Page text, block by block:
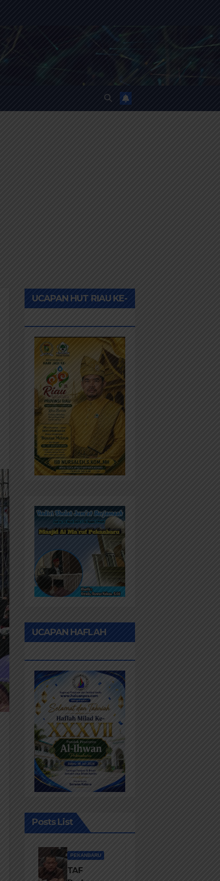
UCAPAN HUT RIAU KE-
UCAPAN HAFLAH
Posts List
PEKANBARU
TAF